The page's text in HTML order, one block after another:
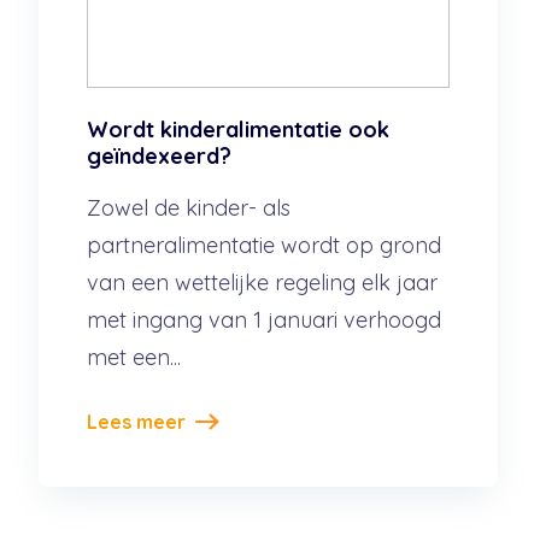
Wordt kinderalimentatie ook
geïndexeerd?
Zowel de kinder- als
partneralimentatie wordt op grond
van een wettelijke regeling elk jaar
met ingang van 1 januari verhoogd
met een...
Lees meer